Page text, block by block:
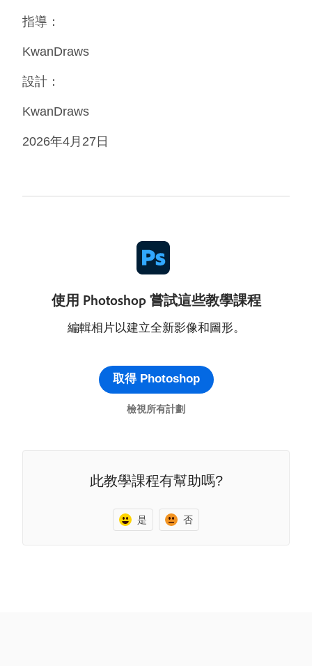
指導：
KwanDraws
設計：
KwanDraws
2026年4月27日
使用 Photoshop 嘗試這些教學課程
編輯相片以建立全新影像和圖形。
取得 Photoshop
檢視所有計劃
此教學課程有幫助嗎?
是 否